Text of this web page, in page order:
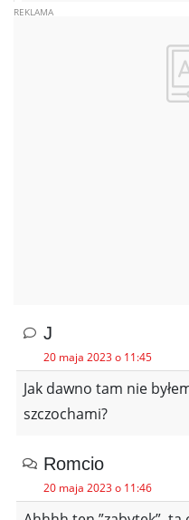
J
20 maja 2023 o 11:45
Jak dawno tam nie
szczochami?
Romcio
20 maja 2023 o 11:46